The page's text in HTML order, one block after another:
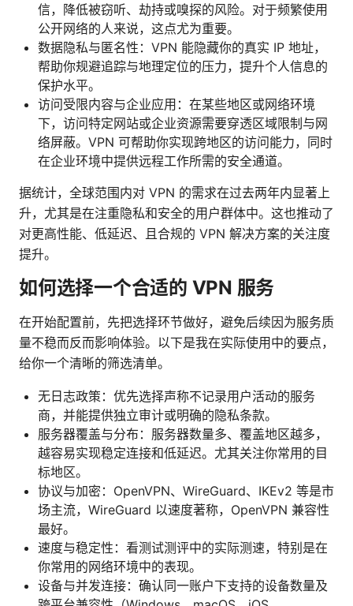
信，降低被窃听、劫持或嗅探的风险。对于频繁使用
公开网络的人来说，这点尤为重要。
数据隐私与匿名性：VPN 能隐藏你的真实 IP 地址，
帮助你规避追踪与地理定位的压力，提升个人信息的
保护水平。
访问受限内容与企业应用：在某些地区或网络环境
下，访问特定网站或企业资源需要穿透区域限制与网
络屏蔽。VPN 可帮助你实现跨地区的访问能力，同时
在企业环境中提供远程工作所需的安全通道。
据统计，全球范围内对 VPN 的需求在过去两年内显著上
升，尤其是在注重隐私和安全的用户群体中。这也推动了
对更高性能、低延迟、且合规的 VPN 解决方案的关注度
提升。
如何选择一个合适的 VPN 服务
在开始配置前，先把选择环节做好，避免后续因为服务质
量不稳而反而影响体验。以下是我在实际使用中的要点，
给你一个清晰的筛选清单。
无日志政策：优先选择声称不记录用户活动的服务
商，并能提供独立审计或明确的隐私条款。
服务器覆盖与分布：服务器数量多、覆盖地区越多，
越容易实现稳定连接和低延迟。尤其关注你常用的目
标地区。
协议与加密：OpenVPN、WireGuard、IKEv2 等是市
场主流，WireGuard 以速度著称，OpenVPN 兼容性
最好。
速度与稳定性：看测试测评中的实际测速，特别是在
你常用的网络环境中的表现。
设备与并发连接：确认同一账户下支持的设备数量及